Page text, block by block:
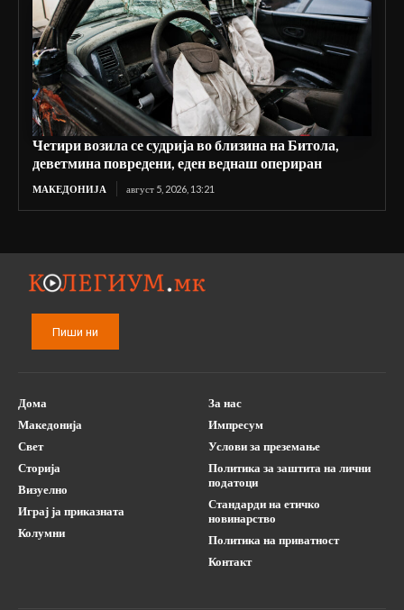
Четири возила се судрија во близина на Битола,
деветмина повредени, еден веднаш опериран
МАКЕДОНИЈА август 5, 2026, 13:21
Пиши ни
Дома
Македонија
Свет
Сторија
Визуелно
Играј ја приказната
Колумни
За нас
Импресум
Услови за преземање
Политика за заштита на лични
податоци
Стандарди на етичко
новинарство
Политика на приватност
Контакт